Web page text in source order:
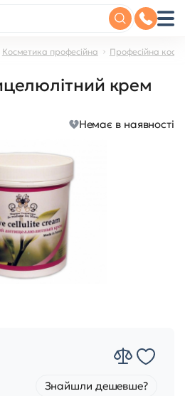
Косметика професійна Професійна
крем
Немає в наявності
Знайшли дешевше?